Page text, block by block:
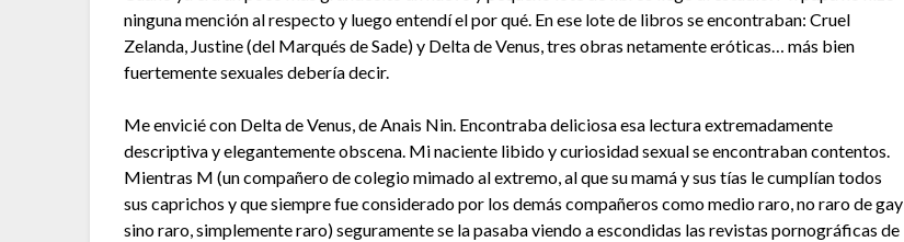
ninguna mención al respecto y luego entendí el por qué. En ese lote de libros se encontraban: Cruel
Zelanda, Justine (del Marqués de Sade) y Delta de Venus, tres obras netamente eróticas… más bien
fuertemente sexuales debería decir.
Me envicié con Delta de Venus, de Anais Nin. Encontraba deliciosa esa lectura extremadamente
descriptiva y elegantemente obscena. Mi naciente libido y curiosidad sexual se encontraban contentos.
Mientras M (un compañero de colegio mimado al extremo, al que su mamá y sus tías le cumplían todos
sus caprichos y que siempre fue considerado por los demás compañeros como medio raro, no raro de gay
sino raro, simplemente raro) seguramente se la pasaba viendo a escondidas las revistas pornográficas de